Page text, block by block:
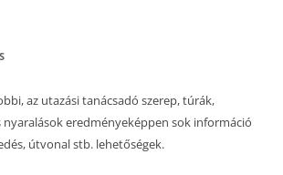
az utazási tanácsadó szerep, túrák,
nyaralások eredményeképpen sok információ
útvonal stb. lehetőségek.